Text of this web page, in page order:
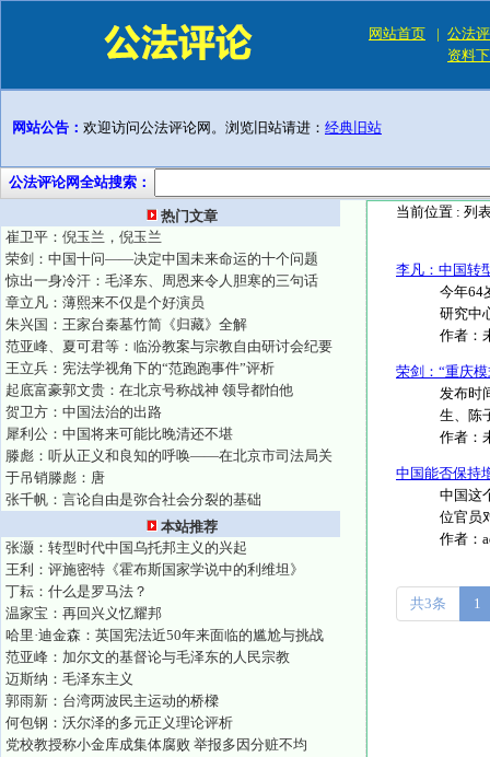
网站首页 | 公法
资料
网站公告： 欢迎访问公法评论网。浏览旧站请进： 经典旧站
公法评论网全站搜索：
热门文章
崔卫平：倪玉兰，倪玉兰
荣剑：中国十问——决定中国未来命运的十个问题
惊出一身冷汗：毛泽东、周恩来令人胆寒的三句话
章立凡：薄熙来不仅是个好演员
朱兴国：王家台秦墓竹简《归藏》全解
范亚峰、夏可君等：临汾教案与宗教自由研讨会纪要
王立兵：宪法学视角下的“范跑跑事件”评析
起底富豪郭文贵：在北京号称战神 领导都怕他
贺卫方：中国法治的出路
犀利公：中国将来可能比晚清还不堪
滕彪：听从正义和良知的呼唤——在北京市司法局关
于吊销滕彪：唐
张千帆：言论自由是弥合社会分裂的基础
本站推荐
张灏：转型时代中国乌托邦主义的兴起
王利：评施密特《霍布斯国家学说中的利维坦》
丁耘：什么是罗马法？
温家宝：再回兴义忆耀邦
哈里·迪金森：英国宪法近50年来面临的尴尬与挑战
范亚峰：加尔文的基督论与毛泽东的人民宗教
迈斯纳：毛泽东主义
郭雨新：台湾两波民主运动的桥樑
何包钢：沃尔泽的多元正义理论评析
党校教授称小金库成集体腐败 举报多因分赃不均
当前位置 : 列
李凡：中国转
今年64
研究中
作者：
荣剑：“重庆
发布时
生、陈
作者：
中国能否保持
中国这
位官员
作者：
共3条 1